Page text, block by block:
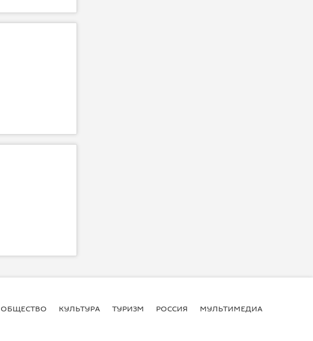
ОБЩЕСТВО КУЛЬТУРА ТУРИЗМ РОССИЯ МУЛЬТИМЕДИА